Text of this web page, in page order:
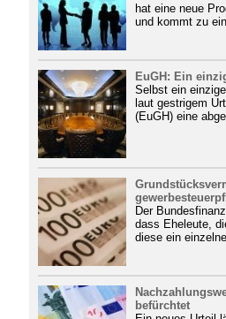
hat eine neue
und kommt zu
EuGH: Ein
Selbst ein
laut gestrigem
(EuGH) eine
Der
dass Eheleute,
diese ein
befürchtet